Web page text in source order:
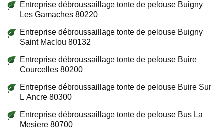
Entreprise débroussaillage tonte de pelouse Buigny
Les Gamaches 80220
Entreprise débroussaillage tonte de pelouse Buigny
Saint Maclou 80132
Entreprise débroussaillage tonte de pelouse Buire
Courcelles 80200
Entreprise débroussaillage tonte de pelouse Buire Sur
L Ancre 80300
Entreprise débroussaillage tonte de pelouse Bus La
Mesiere 80700